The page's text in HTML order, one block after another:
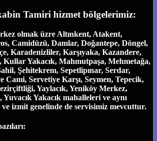
Tamiri hizmet bölgelerimiz:
olmak üzre Altınkent, Atakent,
Camidüzü, Damlar, Doğantepe, Döngel,
Karadenizliler, Karşıyaka, Kazandere,
Kullar Yakacık, Mahmutpaşa, Mehmetağa,
Şehitekrem, Sepetlipınar, Serdar,
Cami, Servetiye Karşı, Seymen, Tepecik,
Yaylacık, Yeniköy Merkez,
Yakacık mahalleleri ve aynı
ve izmit genelinde de servisimiz mevcuttur.